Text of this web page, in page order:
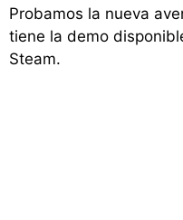
Probamos la nueva
tiene la demo
Steam.